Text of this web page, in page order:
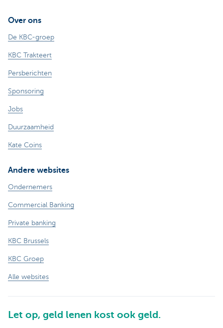
Over ons
De KBC-groep
KBC Trakteert
Persberichten
Sponsoring
Jobs
Duurzaamheid
Kate Coins
Andere websites
Ondernemers
Commercial Banking
Private banking
KBC Brussels
KBC Groep
Alle websites
Let op, geld lenen kost ook geld.